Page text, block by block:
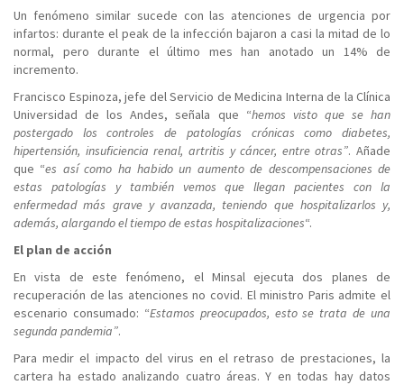
Un fenómeno similar sucede con las atenciones de urgencia por
infartos: durante el peak de la infección bajaron a casi la mitad de lo
normal, pero durante el último mes han anotado un 14% de
incremento.
Francisco Espinoza, jefe del Servicio de Medicina Interna de la Clínica
Universidad de los Andes, señala que “hemos visto que se han
postergado los controles de patologías crónicas como diabetes,
hipertensión, insuficiencia renal, artritis y cáncer, entre otras”. Añade
que “es así como ha habido un aumento de descompensaciones de
estas patologías y también vemos que llegan pacientes con la
enfermedad más grave y avanzada, teniendo que hospitalizarlos y,
además, alargando el tiempo de estas hospitalizaciones“.
El plan de acción
En vista de este fenómeno, el Minsal ejecuta dos planes de
recuperación de las atenciones no covid. El ministro Paris admite el
escenario consumado: “Estamos preocupados, esto se trata de una
segunda pandemia”.
Para medir el impacto del virus en el retraso de prestaciones, la
cartera ha estado analizando cuatro áreas. Y en todas hay datos